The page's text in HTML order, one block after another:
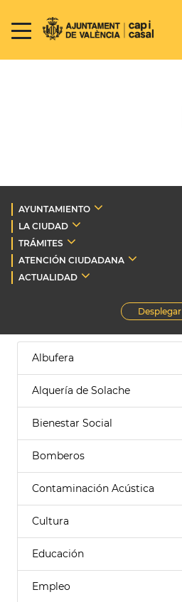
AYUNTAMIENTO
LA CIUDAD
TRÁMITES
ATENCIÓN CIUDADANA
ACTUALIDAD
Desplegar
Albufera
Alquería de Solache
Bienestar Social
Bomberos
Contaminación Acústica
Cultura
Educación
Empleo